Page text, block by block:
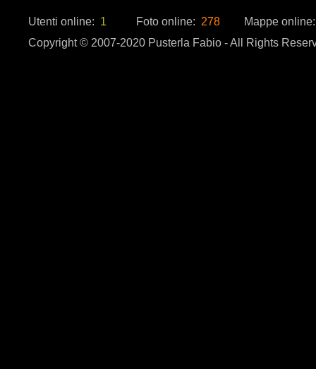
Utenti online: 1 Foto online: 278
Mappe
Copyright © 2007-2020 Pusterla Fabio - All Rights